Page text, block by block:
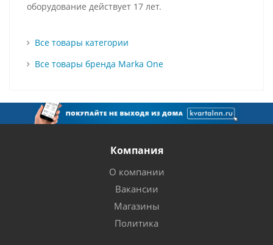
оборудование действует 17 лет.
Все товары категории
Все товары бренда Marka One
Компания
О компании
Вакансии
Магазины
Политика